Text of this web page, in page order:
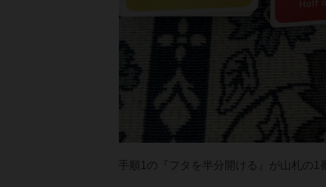
手順1の『フタを半分開ける』が山札の1